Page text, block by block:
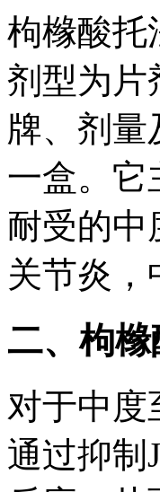
枸橼酸托
剂型为片
牌、剂量
一盒。它
耐受的中
关节炎，
二、枸
对于中度
通过抑制